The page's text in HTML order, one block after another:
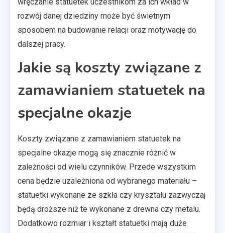
wręczanie statuetek uczestnikom za ich wkład w
rozwój danej dziedziny może być świetnym
sposobem na budowanie relacji oraz motywację do
dalszej pracy.
Jakie są koszty związane z
zamawianiem statuetek na
specjalne okazje
Koszty związane z zamawianiem statuetek na
specjalne okazje mogą się znacznie różnić w
zależności od wielu czynników. Przede wszystkim
cena będzie uzależniona od wybranego materiału –
statuetki wykonane ze szkła czy kryształu zazwyczaj
będą droższe niż te wykonane z drewna czy metalu.
Dodatkowo rozmiar i kształt statuetki mają duże